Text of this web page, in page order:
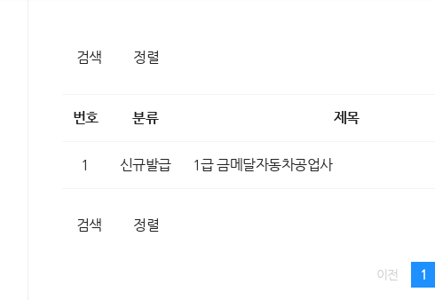
검색 정렬
번호 분류 제목
1 신규발급 1급 금메달자동차공업사
검색 정렬
이전 1